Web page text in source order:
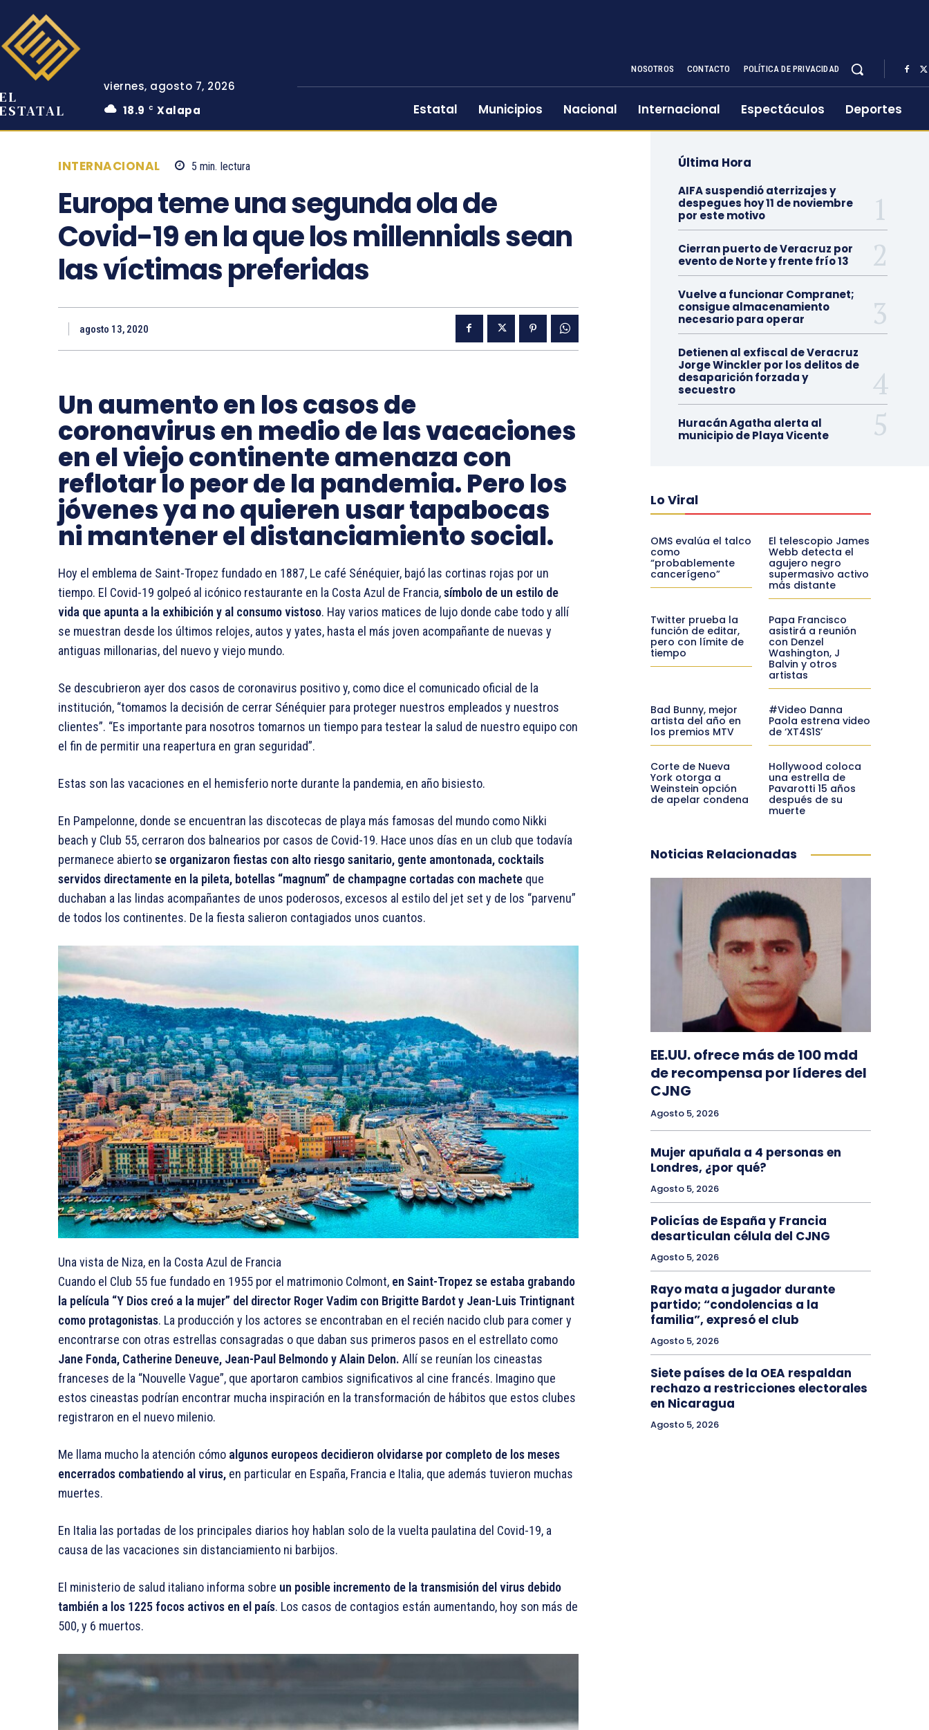
EL
ESTATAL
viernes, agosto 7, 2026
18.9
C Xalapa
NOSOTROS CONTACTO POLÍTICA DE PRIVACIDAD
Estatal Municipios Nacional Internacional Espectáculos Deportes
INTERNACIONAL 5 min. lectura
Europa teme una segunda ola de
Covid-19 en la que los millennials sean
las víctimas preferidas
agosto 13, 2020
Un aumento en los casos de
coronavirus en medio de las vacaciones
en el viejo continente amenaza con
reflotar lo peor de la pandemia. Pero los
jóvenes ya no quieren usar tapabocas
ni mantener el distanciamiento social.
Hoy el emblema de Saint-Tropez fundado en 1887, Le café Sénéquier, bajó las cortinas rojas por un
tiempo. El Covid-19 golpeó al icónico restaurante en la Costa Azul de Francia,símbolo de un estilo de
vida que apunta a la exhibición y al consumo vistoso. Hay varios matices de lujo donde cabe todo y allí
se muestran desde los últimos relojes, autos y yates, hasta el más joven acompañante de nuevas y
antiguas millonarias, del nuevo y viejo mundo.
Se descubrieron ayer dos casos de coronavirus positivo y, como dice el comunicado oficial de la
institución, “tomamos la decisión de cerrar Sénéquier para proteger nuestros empleados y nuestros
clientes”. “Es importante para nosotros tomarnos un tiempo para testear la salud de nuestro equipo con
el fin de permitir una reapertura en gran seguridad”.
Estas son las vacaciones en el hemisferio norte durante la pandemia, en año bisiesto.
En Pampelonne, donde se encuentran las discotecas de playa más famosas del mundo como Nikki
beach y Club 55, cerraron dos balnearios por casos de Covid-19. Hace unos días en un club que todavía
permanece abiertose organizaron fiestas con alto riesgo sanitario, gente amontonada, cocktails
servidos directamente en la pileta, botellas “magnum” de champagne cortadas con machete que
duchaban a las lindas acompañantes de unos poderosos, excesos al estilo del jet set y de los “parvenu”
de todos los continentes. De la fiesta salieron contagiados unos cuantos.
Una vista de Niza, en la Costa Azul de Francia
Cuando el Club 55 fue fundado en 1955 por el matrimonio Colmont, en Saint-Tropez se estaba grabando
la película “Y Dios creó a la mujer” del director Roger Vadim con Brigitte Bardot y Jean-Luis Trintignant
como protagonistas. La producción y los actores se encontraban en el recién nacido club para comer y
encontrarse con otras estrellas consagradas o que daban sus primeros pasos en el estrellato como
Jane Fonda, Catherine Deneuve, Jean-Paul Belmondo y Alain Delon. Allí se reunían los cineastas
franceses de la “Nouvelle Vague”, que aportaron cambios significativos al cine francés. Imagino que
estos cineastas podrían encontrar mucha inspiración en la transformación de hábitos que estos clubes
registraron en el nuevo milenio.
Me llama mucho la atención cómo algunos europeos decidieron olvidarse por completo de los meses
encerrados combatiendo al virus, en particular en España, Francia e Italia, que además tuvieron muchas
muertes.
En Italia las portadas de los principales diarios hoy hablan solo de la vuelta paulatina del Covid-19, a
causa de las vacaciones sin distanciamiento ni barbijos.
El ministerio de salud italiano informa sobre un posible incremento de la transmisión del virus debido
también a los 1225 focos activos en el país. Los casos de contagios están aumentando, hoy son más de
500, y 6 muertos.
Última Hora
AIFA suspendió aterrizajes y
despegues hoy 11 de noviembre
por este motivo
Cierran puerto de Veracruz por
evento de Norte y frente frío 13
Vuelve a funcionar Compranet;
consigue almacenamiento
necesario para operar
Detienen al exfiscal de Veracruz
Jorge Winckler por los delitos de
desaparición forzada y
secuestro
Huracán Agatha alerta al
municipio de Playa Vicente
Lo Viral
OMS evalúa el talco
como
“probablemente
cancerígeno”
El telescopio James
Webb detecta el
agujero negro
supermasivo activo
más distante
Twitter prueba la
función de editar,
pero con límite de
tiempo
Papa Francisco
asistirá a reunión
con Denzel
Washington, J
Balvin y otros
artistas
Bad Bunny, mejor
artista del año en
los premios MTV
#Video Danna
Paola estrena video
de ‘XT4S1S’
Corte de Nueva
York otorga a
Weinstein opción
de apelar condena
Hollywood coloca
una estrella de
Pavarotti 15 años
después de su
muerte
Noticias Relacionadas
EE.UU. ofrece más de 100 mdd
de recompensa por líderes del
CJNG
Agosto 5, 2026
Mujer apuñala a 4 personas en
Londres, ¿por qué?
Agosto 5, 2026
Policías de España y Francia
desarticulan célula del CJNG
Agosto 5, 2026
Rayo mata a jugador durante
partido; “condolencias a la
familia”, expresó el club
Agosto 5, 2026
Siete países de la OEA respaldan
rechazo a restricciones electorales
en Nicaragua
Agosto 5, 2026